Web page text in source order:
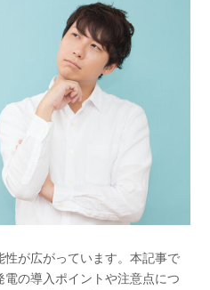
が広がっています。本記事で
の導入ポイントや注意点につ